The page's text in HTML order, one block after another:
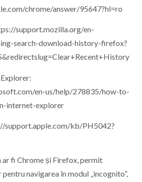
chrome/answer/95647?hl=ro
support.mozilla.org/en-
search-download-history-firefox?
en-us/help/278835/how-to-
internet-explorer
support.apple.com/kb/PH5042?
ar fi Chrome și Firefox, permit
navigarea în modul „incognito”,